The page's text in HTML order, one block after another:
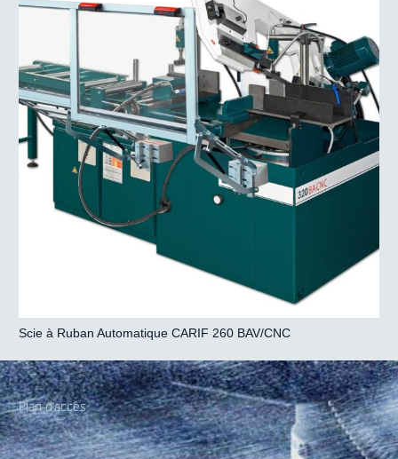
Scie à Ruban Automatique CARIF 260 BAV/CNC
Plan d’accès